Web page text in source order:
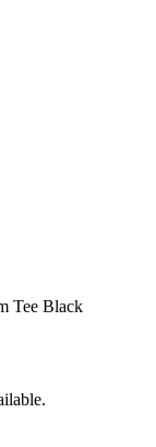
Tee Black